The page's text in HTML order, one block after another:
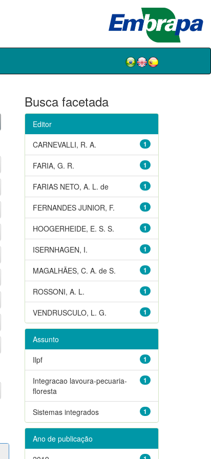
Busca facetada
Editor
1
CARNEVALLI, R. A.
1
FARIA, G. R.
1
FARIAS NETO, A. L. de
1
FERNANDES JUNIOR, F.
1
HOOGERHEIDE, E. S. S.
1
ISERNHAGEN, I.
1
MAGALHÃES, C. A. de S.
1
ROSSONI, A. L.
1
VENDRUSCULO, L. G.
Assunto
1
Ilpf
1
Integracao lavoura-pecuaria-
floresta
1
Sistemas integrados
Ano de publicação